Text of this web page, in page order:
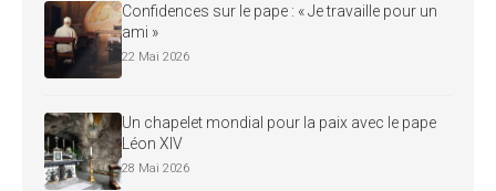
Confidences sur le pape : « Je travaille pour un
ami »
22 Mai 2026
Un chapelet mondial pour la paix avec le pape
Léon XIV
28 Mai 2026